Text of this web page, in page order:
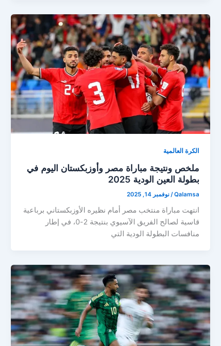
الكرة العالمية
ملخص ونتيجة مباراة مصر وأوزبكستان اليوم في
بطولة العين الودية 2025
Qalamsa
/نوفمبر 14, 2025
انتهت مباراة منتخب مصر أمام نظيره الأوزبكستاني برباعية
قاسية لصالح الفريق الآسيوي بنتيجة 2-0، في إطار
منافسات البطولة الودية التي